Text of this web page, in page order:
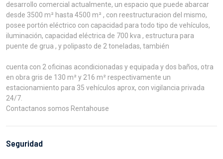
desarrollo comercial actualmente, un espacio que puede abarcar
desde 3500 m² hasta 4500 m² , con reestructuracion del mismo,
posee portón eléctrico con capacidad para todo tipo de vehículos,
iluminación, capacidad eléctrica de 700 kva , estructura para
puente de grua , y polipasto de 2 toneladas, también
cuenta con 2 oficinas acondicionadas y equipada y dos baños, otra
en obra gris de 130 m² y 216 m² respectivamente un
estacionamiento para 35 vehículos aprox, con vigilancia privada
24/7.
Contactanos somos Rentahouse
Seguridad